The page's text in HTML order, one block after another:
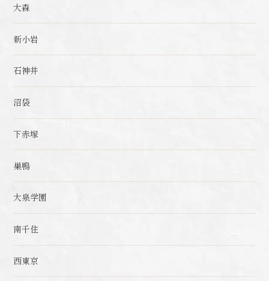
大森
新小岩
石神井
沼袋
下赤塚
巣鴨
大泉学園
南千住
西東京